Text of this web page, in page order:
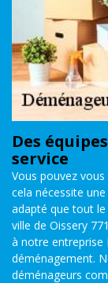
Des
service
Vous pouvez
cela nécessite
adapté que tout
ville de Oissery
à notre entreprise
déménagement.
déménageurs